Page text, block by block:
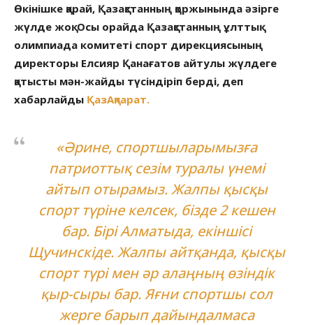
Өкінішке қарай, Қазақстанның қоржынында әзірге
жүлде жоқ. Осы орайда Қазақстанның ұлттық
олимпиада комитеті спорт дирекциясының
директоры Елсияр Қанағатов айтулы жүлдеге
қатысты мән-жайды түсіндіріп берді, деп
хабарлайды ҚазАқпарат.
«Әрине, спортшыларымызға
патриоттық сезім туралы үнемі
айтып отырамыз. Жалпы қысқы
спорт түріне келсек, бізде 2 кешен
бар. Бірі Алматыда, екіншісі
Щучинскіде. Жалпы айтқанда, қысқы
спорт түрі мен әр алаңның өзіндік
қыр-сыры бар. Яғни спортшы сол
жерге барып дайындалмаса